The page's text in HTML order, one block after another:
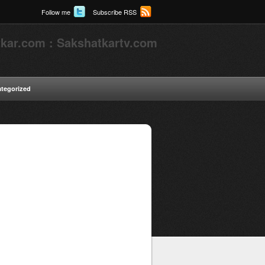
Follow me Subscribe RSS
: Sakshatkartv.com